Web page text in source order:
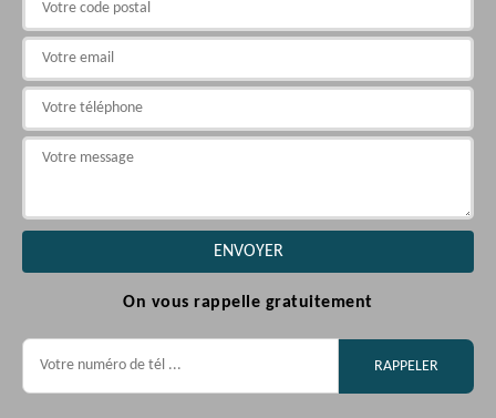
On vous rappelle gratuitement